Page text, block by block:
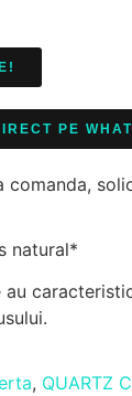
PE
comanda,
natural*
au
, QUARTZ